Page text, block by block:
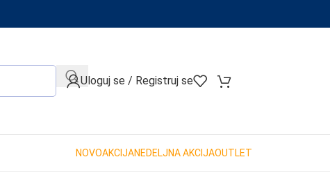
When autocomplete results are available use up and down
Uloguj se / Registruj se
NOVOAKCIJANEDELJNA AKCIJAOUTLET